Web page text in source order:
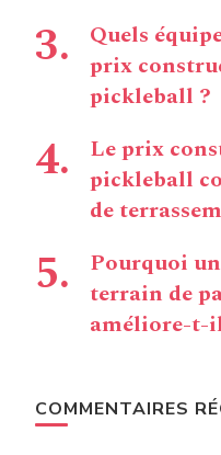
Quels
prix
pickleball ?
Le prix
pickleball
de
Pourquoi
terrain de
améliore-t-
COMMENTAIRES